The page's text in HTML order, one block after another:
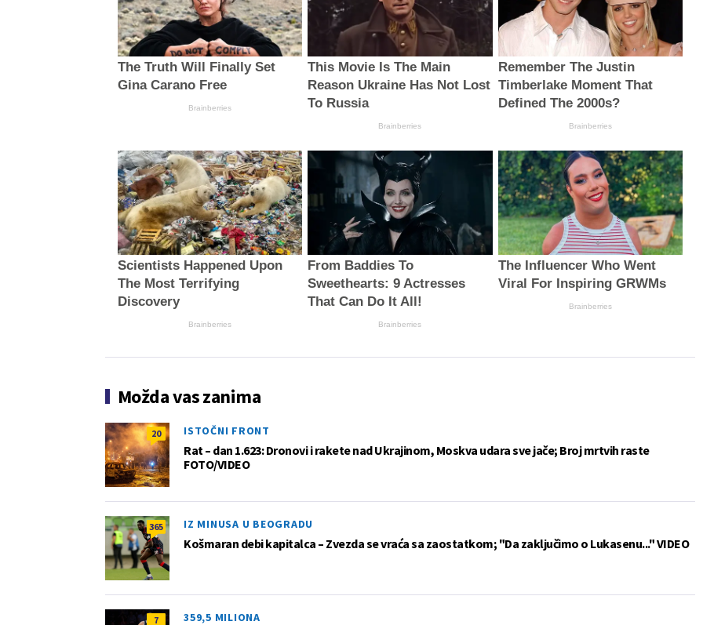
The Truth Will Finally Set
Gina Carano Free
Brainberries
This Movie Is The Main
Reason Ukraine Has Not Lost
To Russia
Brainberries
Remember The Justin
Timberlake Moment That
Defined The 2000s?
Brainberries
Scientists Happened Upon
The Most Terrifying
Discovery
Brainberries
From Baddies To
Sweethearts: 9 Actresses
That Can Do It All!
Brainberries
The Influencer Who Went
Viral For Inspiring GRWMs
Brainberries
Možda vas zanima
20 ISTOČNI FRONT
Rat – dan 1.623: Dronovi i rakete nad Ukrajinom, Moskva udara sve jače; Broj mrtvih raste
FOTO/VIDEO
365 IZ MINUSA U BEOGRADU
Košmaran debi kapitalca – Zvezda se vraća sa zaostatkom; "Da zaključimo o Lukasenu..." VIDEO
7 359,5 MILIONA